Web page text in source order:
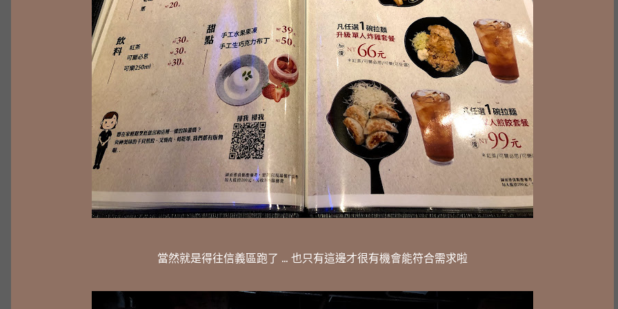
當然就是得往信義區跑了 ... 也只有這邊才很有機會能符合需求啦